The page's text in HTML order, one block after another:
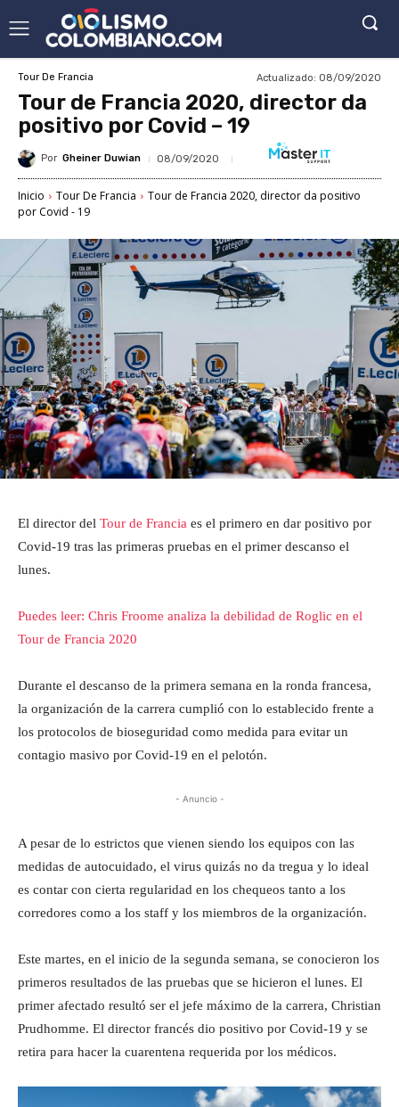
Tour De Francia Actualizado: 08/09/2020
Tour de Francia 2020, director da
positivo por Covid – 19
Por Gheiner Duwian 08/09/2020
Inicio Tour De Francia
Tour de Francia 2020, director da positivo
por Covid - 19
El director del Tour de Francia es el primero en dar positivo por
Covid-19 tras las primeras pruebas en el primer descanso el
lunes.
Puedes leer: Chris Froome analiza la debilidad de Roglic en el
Tour de Francia 2020
Durante el descanso de la primera semana en la ronda francesa,
la organización de la carrera cumplió con lo establecido frente a
los protocolos de bioseguridad como medida para evitar un
contagio masivo por Covid-19 en el pelotón.
- Anuncio -
A pesar de lo estrictos que vienen siendo los equipos con las
medidas de autocuidado, el virus quizás no da tregua y lo ideal
es contar con cierta regularidad en los chequeos tanto a los
corredores como a los staff y los miembros de la organización.
Este martes, en el inicio de la segunda semana, se conocieron los
primeros resultados de las pruebas que se hicieron el lunes. El
primer afectado resultó ser el jefe máximo de la carrera, Christian
Prudhomme. El director francés dio positivo por Covid-19 y se
retira para hacer la cuarentena requerida por los médicos.